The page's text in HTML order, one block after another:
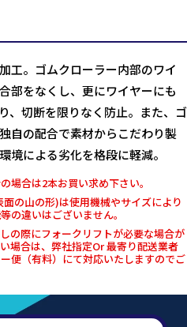
工。ゴムクローラー内部のワイ
部をなくし、更にワイヤーにも
、切断を限りなく防止。また、ゴ
自の配合で素材からこだわり製
境による劣化を格段に軽減。
場合は2本お買い求め下さい。
の山の形)は使用機械やサイズにより
の違いはございません。
の際にフォークリフトが必要な場合が
場合は、弊社指定Or 最寄り配送業者
便（有料）にて対応いたしますのでご